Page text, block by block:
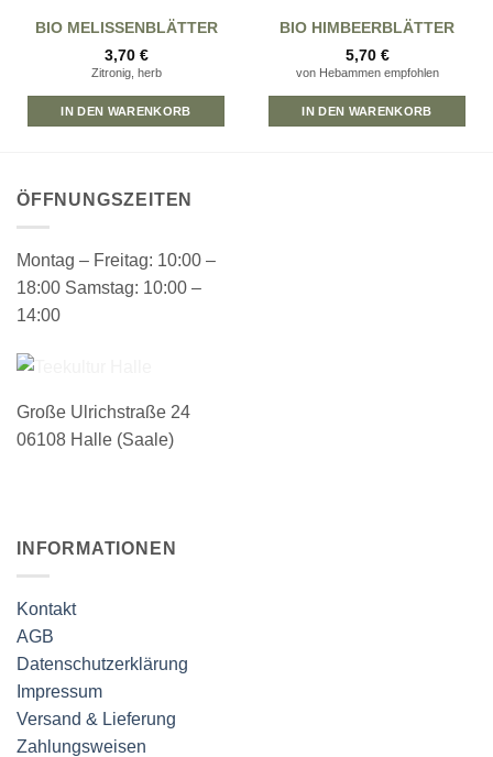
BIO MELISSENBLÄTTER
3,70 €
Zitronig, herb
IN DEN WARENKORB
BIO HIMBEERBLÄTTER
5,70 €
von Hebammen empfohlen
IN DEN WARENKORB
ÖFFNUNGSZEITEN
Montag – Freitag: 10:00 –
18:00 Samstag: 10:00 –
14:00
Große Ulrichstraße 24
06108 Halle (Saale)
INFORMATIONEN
Kontakt
AGB
Datenschutzerklärung
Impressum
Versand & Lieferung
Zahlungsweisen